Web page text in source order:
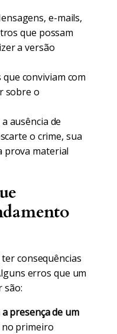
e-mails,
que possam
a versão
conviviam com
sobre o
ausência de
o crime, sua
prova material
consequências
erros que um
são:
presença de um
no primeiro